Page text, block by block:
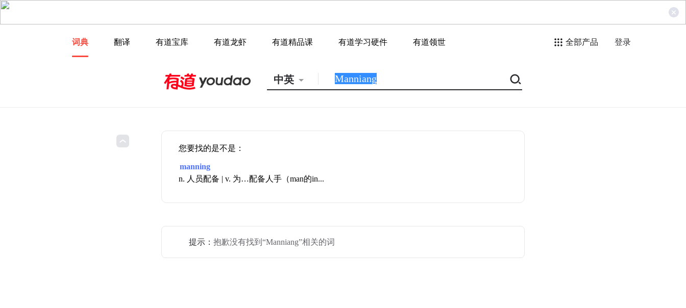
词典 翻译 有道宝库 有道龙虾 有道精品课 有道学习硬件 有道领世 全部产品 登录
中英
您要找的是不是：
manning
n. 人员配备 | v. 为…配备人手（man的in...
提示：抱歉没有找到“Manniang”相关的词